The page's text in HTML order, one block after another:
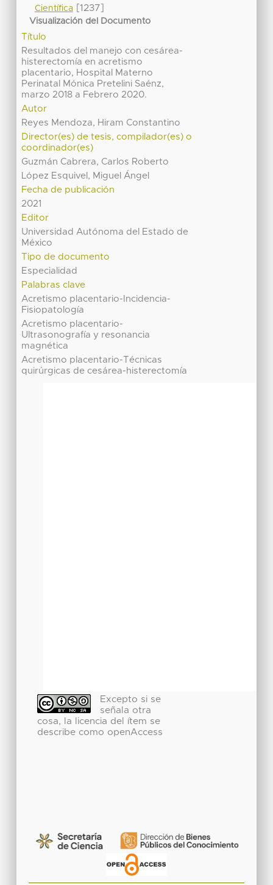
Científica[1237]
Visualización del Documento
Título
Resultados del manejo con cesárea-
histerectomía en acretismo
placentario, Hospital Materno
Perinatal Mónica Pretelini Saénz,
marzo 2018 a Febrero 2020.
Autor
Reyes Mendoza, Hiram Constantino
Director(es) de tesis, compilador(es) o
coordinador(es)
Guzmán Cabrera, Carlos Roberto
López Esquivel, Miguel Ángel
Fecha de publicación
2021
Editor
Universidad Autónoma del Estado de
México
Tipo de documento
Especialidad
Palabras clave
Acretismo placentario-Incidencia-
Fisiopatología
Acretismo placentario-
Ultrasonografía y resonancia
magnética
Acretismo placentario-Técnicas
quirúrgicas de cesárea-histerectomía
Excepto si se
señala otra
cosa, la licencia del ítem se
describe como openAccess